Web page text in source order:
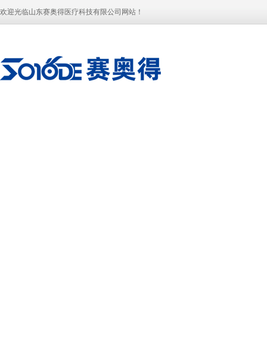
欢迎光临山东赛奥得医疗科技有限公司网站！